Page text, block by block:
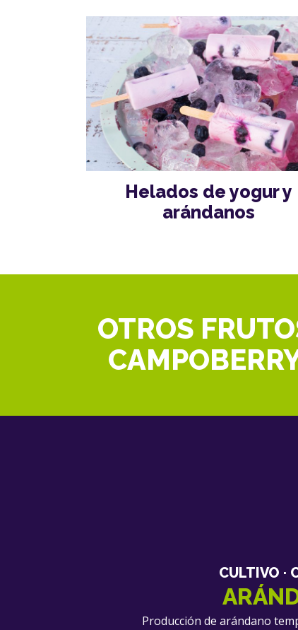
Helados de yogur y
arándanos
OTROS
CULTIVO ·
Producción de arándano